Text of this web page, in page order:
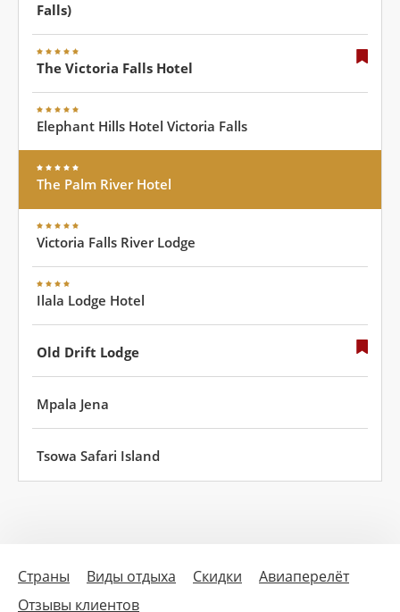
Falls)
The Victoria Falls Hotel
Elephant Hills Hotel Victoria Falls
The Palm River Hotel
Victoria Falls River Lodge
Ilala Lodge Hotel
Old Drift Lodge
Mpala Jena
Tsowa Safari Island
Страны Виды отдыха Скидки
Авиаперелёт
Отзывы клиентов